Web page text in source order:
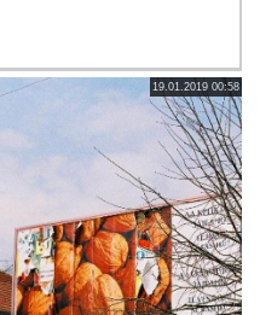
19.01.2019 00:58